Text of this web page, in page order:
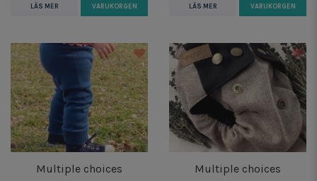
LÄS MER
VARUKORGEN
LÄS MER
VARUKORGEN
Multiple choices Multiple choices